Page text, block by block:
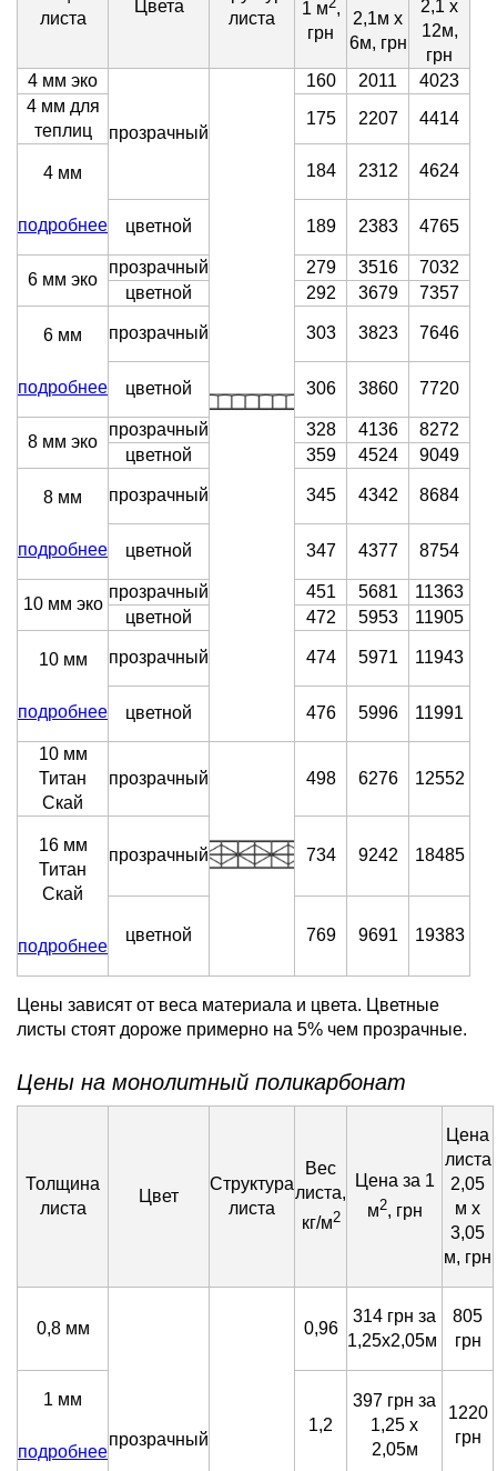
листа
Цвета
листа
1 м ,
грн
2,1м х
6м, грн
2,1 х
12м,
грн
4 мм эко
прозрачный
160 2011
4023
4 мм для
теплиц
175 2207 4414
4 мм
подробнее
184 2312 4624
цветной 189 2383 4765
6 мм эко
прозрачный 279 3516
7032
цветной
292 3679 7357
6 мм
подробнее
прозрачный 303 3823 7646
цветной 306 3860 7720
8 мм эко
прозрачный 328 4136
8272
цветной
359 4524 9049
8 мм
подробнее
прозрачный 345 4342 8684
цветной 347 4377 8754
10 мм эко
прозрачный 451 5681
11363
цветной
472 5953 11905
10 мм
подробнее
прозрачный 474 5971 11943
цветной 476 5996 11991
10 мм
Титан
Скай
прозрачный 498 6276 12552
16 мм
Титан
Скай
подробнее
прозрачный 734 9242 18485
цветной 769 9691 19383
Цены зависят от веса материала и цвета. Цветные
листы стоят дороже примерно на 5% чем прозрачные.
Цены на монолитный поликарбонат
Толщина
листа
Цвет
Структура
листа
Вес
листа,
кг/м2
Цена за 1
м2, грн
Цена
листа
2,05
м х
3,05
м, грн
0,8 мм
прозрачный
0,96
314 грн за
1,25х2,05м
805
грн
1 мм
подробнее
1,2
397 грн за
1,25 х
2,05м
1220
грн